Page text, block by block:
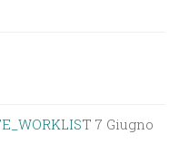
7 Giugno